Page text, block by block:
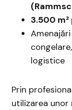
3.500 m²
logistice
Prin
utilizarea unor